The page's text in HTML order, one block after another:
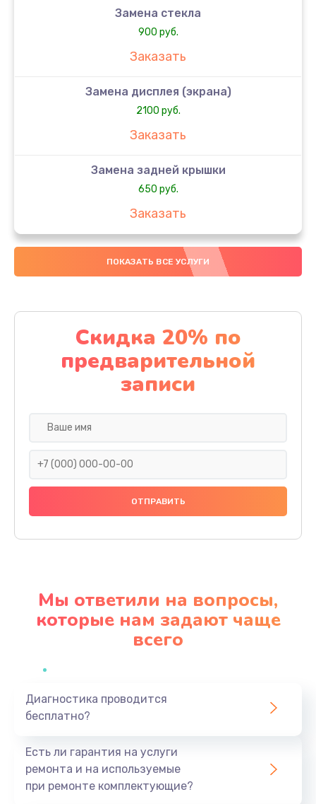
Замена стекла
900 руб.
Заказать
Замена дисплея (экрана)
2100 руб.
Заказать
Замена задней крышки
650 руб.
Заказать
Замена аккумулятора
4000 руб.
Замена материнской платы
1100 руб.
Заказать
Замена праймера
1000 руб.
Заказать
Профилактическая чистка
Заказать
ПОКАЗАТЬ ВСЕ УСЛУГИ
Скидка 20% по
предварительной
записи
Мы ответили на вопросы,
которые нам задают чаще
всего
Диагностика проводится
бесплатно?
Есть ли гарантия на услуги
ремонта и на используемые
при ремонте комплектующие?